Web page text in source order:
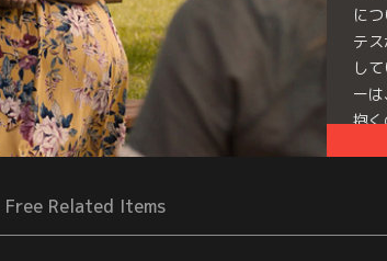
に
テ
し
ー
抱
Free Related Items